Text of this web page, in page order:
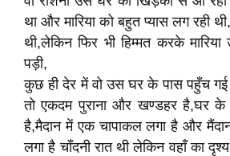
था और मारिया को बहुत प्यास लग रही
थी,लेकिन फिर भी हिम्मत करके
पड़ी,
कुछ ही देर में वो उस घर के पास पहुँच
तो एकदम पुराना और खण्डहर है,घर के
है,मैदान में एक चापाकल लगा है और
लगा है चाँदनी रात थी लेकिन वहाँ का